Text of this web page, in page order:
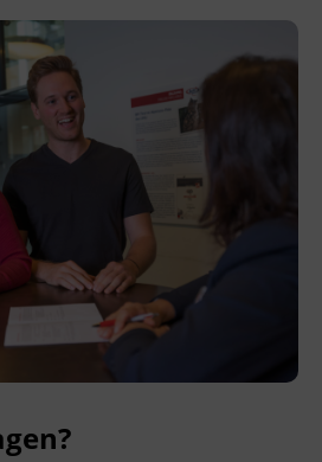
auf Niveau
Europäischen
für Sprachen.
Sie auf der
(Österreichisches
unter www.osd.at.